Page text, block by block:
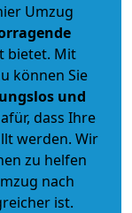
Umzug
bietet. Mit
können Sie
und
dass Ihre
werden. Wir
zu helfen
nach
ist.